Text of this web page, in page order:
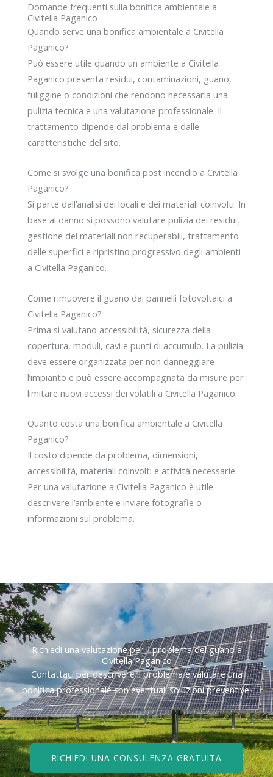
Domande frequenti sulla bonifica ambientale a
Civitella Paganico
Quando serve una bonifica ambientale a Civitella
Paganico?
Può essere utile quando un ambiente a Civitella
Paganico presenta residui, contaminazioni, guano,
fuliggine o condizioni che rendono necessaria una
pulizia tecnica e una valutazione professionale. Il
trattamento dipende dal problema e dalle
caratteristiche del sito.
Come si svolge una bonifica post incendio a Civitella
Paganico?
Si parte dall’analisi dei locali e dei materiali coinvolti. In
base al danno si possono valutare pulizia dei residui,
gestione dei materiali non recuperabili, trattamento
delle superfici e ripristino progressivo degli ambienti
a Civitella Paganico.
Come rimuovere il guano dai pannelli fotovoltaici a
Civitella Paganico?
Prima si valutano accessibilità, sicurezza della
copertura, moduli, cavi e punti di accumulo. La pulizia
deve essere organizzata per non danneggiare
l’impianto e può essere accompagnata da misure per
limitare nuovi accessi dei volatili a Civitella Paganico.
Quanto costa una bonifica ambientale a Civitella
Paganico?
Il costo dipende da problema, dimensioni,
accessibilità, materiali coinvolti e attività necessarie.
Per una valutazione a Civitella Paganico è utile
descrivere l’ambiente e inviare fotografie o
informazioni sul problema.
Richiedi una valutazione per il problema del guano a
Civitella Paganico
Contattaci per descrivere il problema e valutare una
bonifica professionale con eventuali soluzioni preventive.
RICHIEDI UNA CONSULENZA GRATUITA